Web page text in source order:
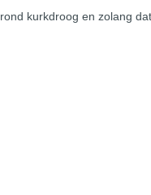
kurkdroog en zolang